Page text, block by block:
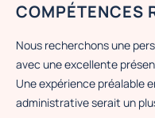
COMPÉTENCES
Nous recherchons une
avec une excellente
Une expérience préalable
administrative serait un